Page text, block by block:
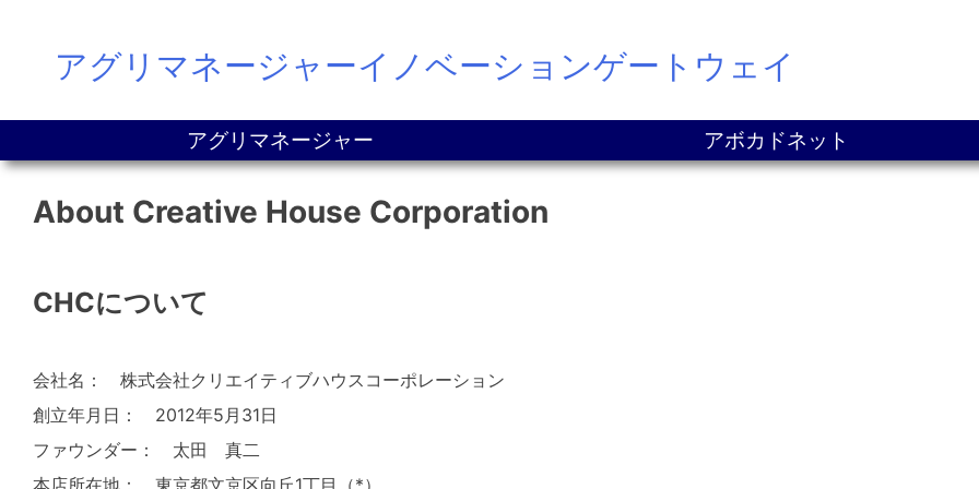
content
アグリマネージャーイノベーションゲートウェイ
アグリマネージャー アボカドネット
About Creative House Corporation
CHCについて
会社名： 株式会社クリエイティブハウスコーポレーション
創立年月日： 2012年5月31日
ファウンダー： 太田 真二
本店所在地： 東京都文京区向丘1丁目（*）